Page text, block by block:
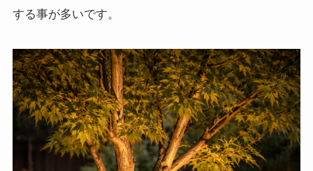
する事が多いです。